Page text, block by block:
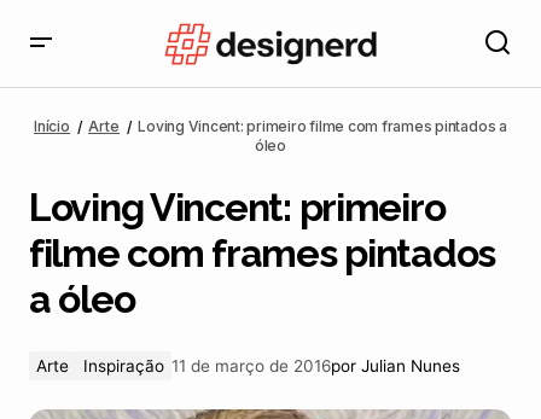
óleo
Início Arte
Loving Vincent: primeiro filme com frames pintados a
óleo
Loving Vincent: primeiro
filme com frames pintados
a óleo
Arte Inspiração 11 de março de 2016por Julian Nunes